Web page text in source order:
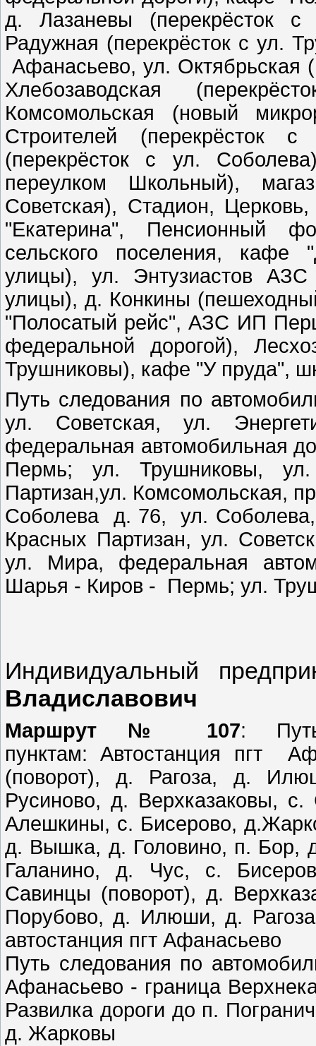
д. Лазаневы (перекрёсток с
Радужная (перекрёсток с ул.
Афанасьево, ул. Октябрьская
Хлебозаводская
Комсомольская (новый
Строителей (перекрёсток
(перекрёсток с ул.
переулком Школьный),
Советская), Стадион,
"Екатерина", Пенсионный
сельского поселения, кафе
улицы), ул. Энтузиастов АЗС
улицы), д. Конкины
"Полосатый рейс", АЗС ИП
федеральной дорогой),
Трушниковы), кафе "У пруда",
Путь следования по
ул. Советская, ул.
федеральная автомобильная
Пермь; ул. Трушниковы,
Партизан,ул. Комсомольская,
Соболева д. 76, ул.
Красных Партизан, ул.
ул. Мира, федеральная
Шарья - Киров - Пермь; ул.
Индивидуальный
Владиславович
Маршрут № 107:
пунктам: Автостанция пгт
(поворот), д. Рагоза, д.
Русиново, д. Верхказаковы,
Алешкины, с. Бисерово,
д. Вышка, д. Головино, п. Бор,
Галанино, д. Чус, с.
Савинцы (поворот), д.
Порубово, д. Илюши, д.
автостанция пгт Афанасьево
Путь следования по
Афанасьево - граница
Развилка дороги до п.
д. Жарковы